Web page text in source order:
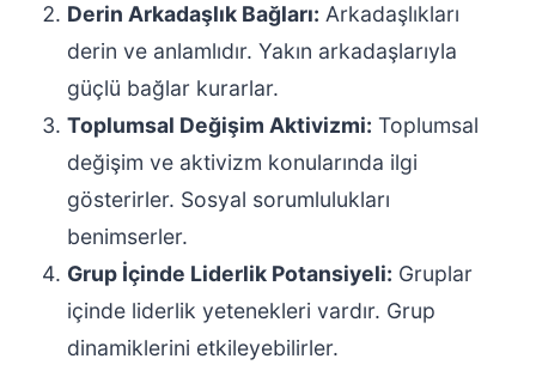
Derin Arkadaşlık Bağları: Arkadaşlıkları
derin ve anlamlıdır. Yakın arkadaşlarıyla
güçlü bağlar kurarlar.
Toplumsal Değişim Aktivizmi: Toplumsal
değişim ve aktivizm konularında ilgi
gösterirler. Sosyal sorumlulukları
benimserler.
Grup İçinde Liderlik Potansiyeli: Gruplar
içinde liderlik yetenekleri vardır. Grup
dinamiklerini etkileyebilirler.